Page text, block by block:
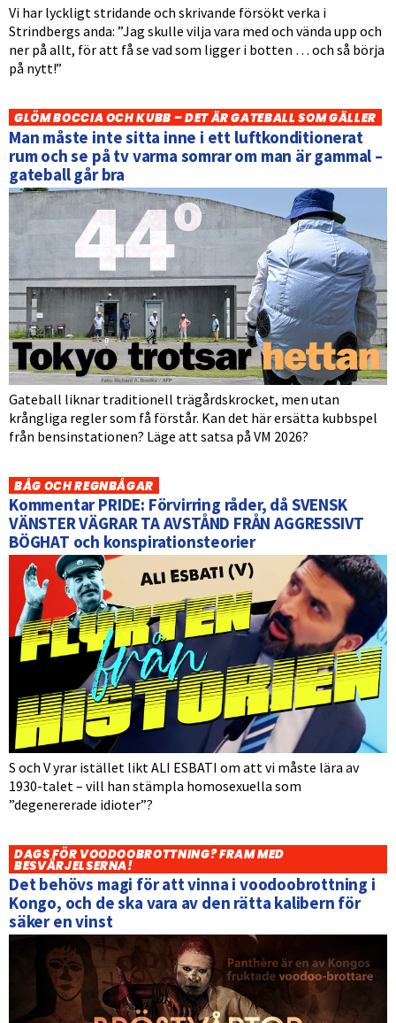
Vi har lyckligt stridande och skrivande försökt verka i
Strindbergs anda: ”Jag skulle vilja vara med och vända upp och
ner på allt, för att få se vad som ligger i botten … och så börja
på nytt!”
GLÖM BOCCIA OCH KUBB – DET ÄR GATEBALL SOM GÄLLER
Man måste inte sitta inne i ett luftkonditionerat
rum och se på tv varma somrar om man är gammal –
gateball går bra
Gateball liknar traditionell trägårdskrocket, men utan
krångliga regler som få förstår. Kan det här ersätta kubbspel
från bensinstationen? Läge att satsa på VM 2026?
BÅG OCH REGNBÅGAR
Kommentar PRIDE: Förvirring råder, då SVENSK
VÄNSTER VÄGRAR TA AVSTÅND FRÅN AGGRESSIVT
BÖGHAT och konspirationsteorier
S och V yrar istället likt ALI ESBATI om att vi måste lära av
1930-talet – vill han stämpla homosexuella som
”degenererade idioter”?
DAGS FÖR VOODOOBROTTNING? FRAM MED
BESVÄRJELSERNA!
Det behövs magi för att vinna i voodoobrottning i
Kongo, och de ska vara av den rätta kalibern för
säker en vinst